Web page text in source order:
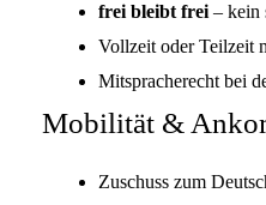
frei bleibt frei – kein
Vollzeit oder Teilzeit
Mitspracherecht bei
Mobilität &
Zuschuss zum